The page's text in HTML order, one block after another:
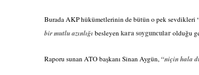
Burada AKP hükümetlerinin de bütün o pek sevdikleri
bir mutlu azınlığı besleyen kara soyguncularolduğu
Raporu sunan ATO başkanı Sinan Aygün, “niçin hala